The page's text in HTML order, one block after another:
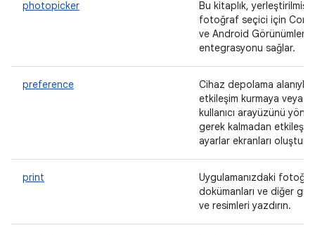
photopicker
Bu kitaplık, yerleştirilmiş
fotoğraf seçici için
ve Android Görünümleri
entegrasyonu sağlar.
preference
Cihaz depolama alanıyla
etkileşim kurmaya veya
kullanıcı arayüzünü
gerek kalmadan
ayarlar ekranları
print
Uygulamanızdaki
dokümanları ve diğer
ve resimleri yazdırın.